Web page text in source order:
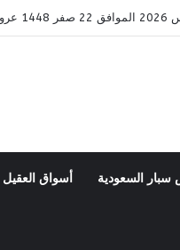
السعودية أسواق العقيل